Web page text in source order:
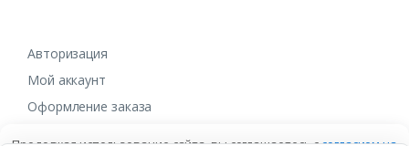
Авторизация
Мой аккаунт
Оформление заказа